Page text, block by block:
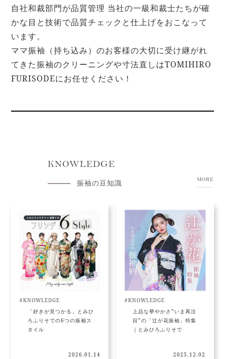
自社和裁部門が品質管理 当社の一級和裁士たちが確
かな目と技術で品質チェックと仕上げをおこなって
います。
ママ振袖（持ち込み）のお客様の大切に受け継がれ
てきた振袖のクリーニングや寸法直しはTOMIHIRO
FURISODEにお任せください！
KNOWLEDGE
振袖の豆知識
MORE
#KNOWLEDGE
「好きが見つかる」とみひ
ろふりそでの6つの振袖ス
タイル
2026.01.14
#KNOWLEDGE
上品な華やかさ”いま再注
目”の「辻が花振袖」特集
｜とみひろふりそで
2025.12.02